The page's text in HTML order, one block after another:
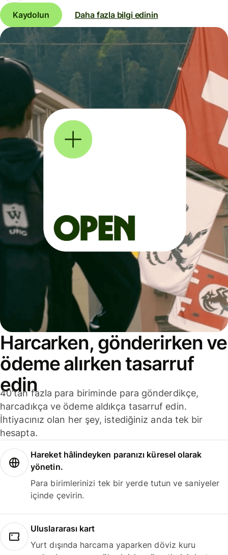
Kaydolun Daha fazla bilgi edinin
Harcarken, gönderirken ve
ödeme alırken tasarruf
edin
40'tan fazla para biriminde para gönderdikçe,
harcadıkça ve ödeme aldıkça tasarruf edin.
İhtiyacınız olan her şey, istediğiniz anda tek bir
hesapta.
Hareket hâlindeyken paranızı küresel olarak
yönetin.
Para birimlerinizi tek bir yerde tutun ve saniyeler
içinde çevirin.
Uluslararası kart
Yurt dışında harcama yaparken döviz kuru